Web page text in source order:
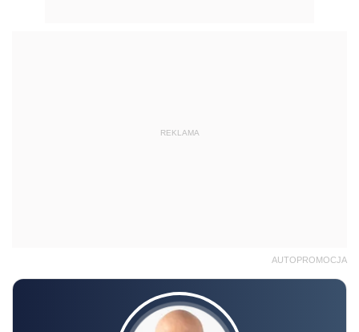
REKLAMA
AUTOPROMOCJA